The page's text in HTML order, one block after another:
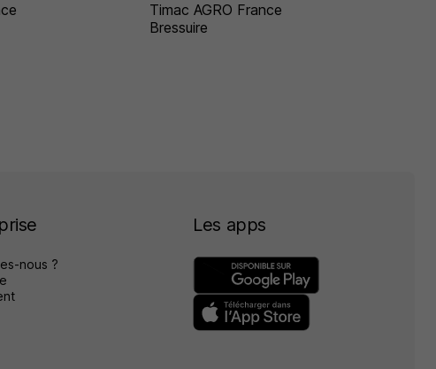
Timac AGRO France
Bressuire
nous ?
Les apps